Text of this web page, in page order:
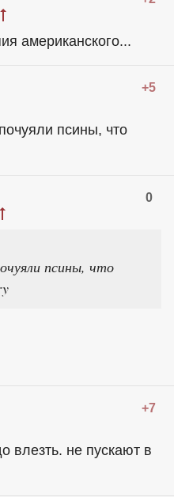
американского...
+5
псины, что
0
псины, что
+7
влезть. не пускают в